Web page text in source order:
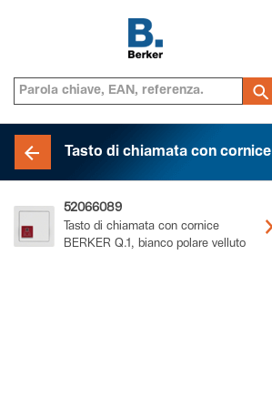
Tasto di chiamata con cornice
52066089
Tasto di chiamata con cornice
BERKER Q.1, bianco polare velluto